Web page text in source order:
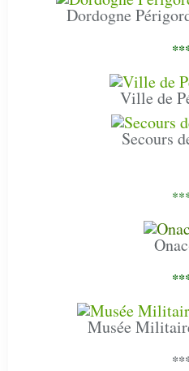
Dordogne
Ville de
Secours
Musée